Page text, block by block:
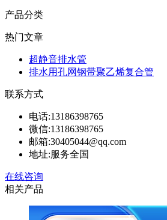
产品分类
热门文章
超静音排水管
排水用孔网钢带聚乙烯复合管
联系方式
电话:13186398765
微信:13186398765
邮箱:30405044@qq.com
地址:服务全国
在线咨询
相关产品